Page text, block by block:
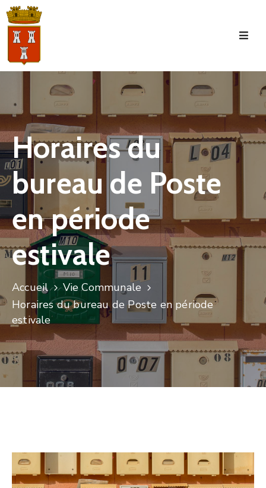
Accueil
Commune
Tourisme
Manifestations
Vie
Municipale
Services
Jeunesse
Horaires du
bureau de Poste
en période
estivale
Accueil
Vie Communale
Horaires du bureau de Poste en période
estivale